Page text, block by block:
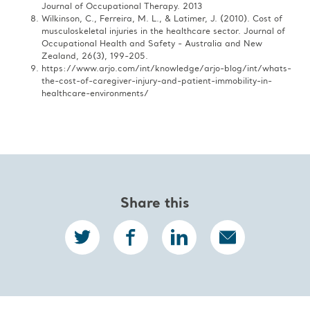
Journal of Occupational Therapy. 2013​
Wilkinson, C., Ferreira, M. L., & Latimer, J. (2010). Cost of
musculoskeletal injuries in the healthcare sector. Journal of
Occupational Health and Safety - Australia and New
Zealand, 26(3), 199-205.​
https://www.arjo.com/int/knowledge/arjo-blog/int/whats-
the-cost-of-caregiver-injury-and-patient-immobility-in-
healthcare-environments/
Share this